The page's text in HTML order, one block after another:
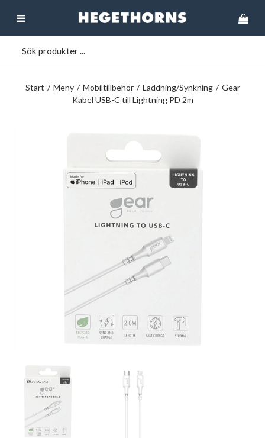
Start / Meny / Mobiltillbehör / Laddning/Synkning / Gear
Kabel USB-C till Lightning PD 2m